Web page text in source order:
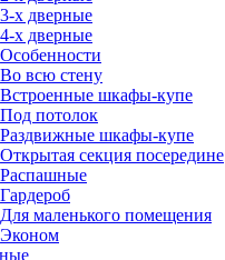
3-х дверные
4-х дверные
Особенности
Во всю стену
Встроенные шкафы-купе
Под потолок
Раздвижные шкафы-купе
Открытая секция посередине
Распашные
Гардероб
Для маленького помещения
Эконом